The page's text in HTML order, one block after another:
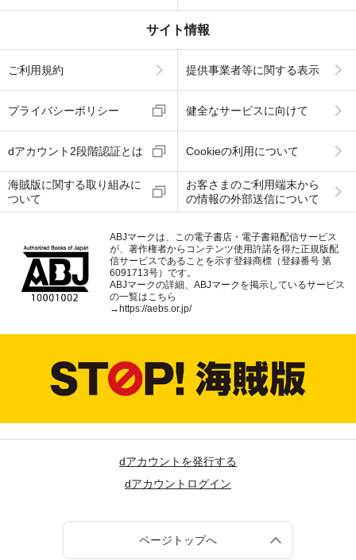
サイト情報
ご利用規約 提供事業者等に関する表示
プライバシーポリシー 健全なサービスに向けて
dアカウント2段階認証とは Cookieの利用について
海賊版に関する取り組みに
ついて
お客さまのご利用端末から
の情報の外部送信について
ABJマークは、この電子書店・電子書籍配信サービス
が、著作権者からコンテンツ使用許諾を得た正規版配
信サービスであることを示す登録商標（登録番号 第
6091713号）です。
ABJマークの詳細、ABJマークを掲示しているサービス
の一覧はこちら
→ https://aebs.or.jp/
dアカウントを発行する
dアカウントログイン
ページトップへ